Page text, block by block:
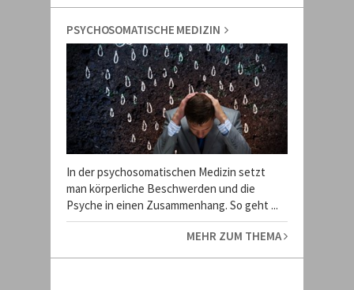
PSYCHOSOMATISCHE MEDIZIN
In der psychosomatischen Medizin setzt
man körperliche Beschwerden und die
Psyche in einen Zusammenhang. So geht ...
MEHR ZUM THEMA